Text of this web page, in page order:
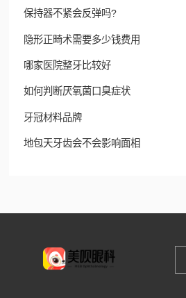
保持器不紧会反弹吗?
隐形正畸术需要多少钱费用
哪家医院整牙比较好
如何判断厌氧菌口臭症状
牙冠材料品牌
地包天牙齿会不会影响面相